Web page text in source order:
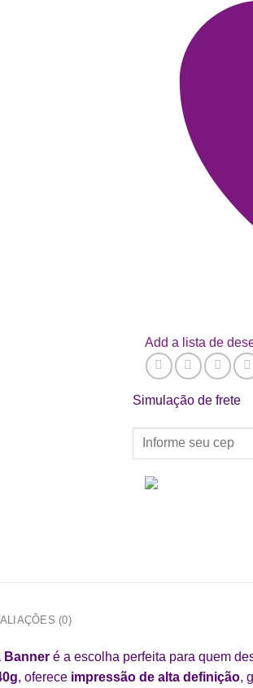
Add a lista de
Simulação de frete
(0)
Banner é a escolha perfeita para quem
, oferece impressão de alta definição,